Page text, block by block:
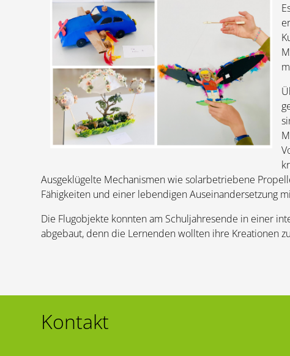
Ausgeklügelte Mechanismen wie solarbetriebene
Fähigkeiten und einer lebendigen Auseinandersetzung
Die Flugobjekte konnten am Schuljahresende in einer
abgebaut, denn die Lernenden wollten ihre Kreationen
Kontakt